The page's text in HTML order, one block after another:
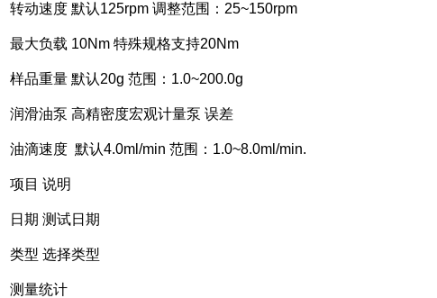
动速度 默认125rpm 调整范围：25~150rpm
大负载 10Nm 特殊规格支持20Nm
品重量 默认20g 范围：1.0~200.0g
滑油泵 高精密度宏观计量泵 误差
滴速度 默认4.0ml/min 范围：1.0~8.0ml/min.
目 说明
期 测试日期
型 选择类型
量统计